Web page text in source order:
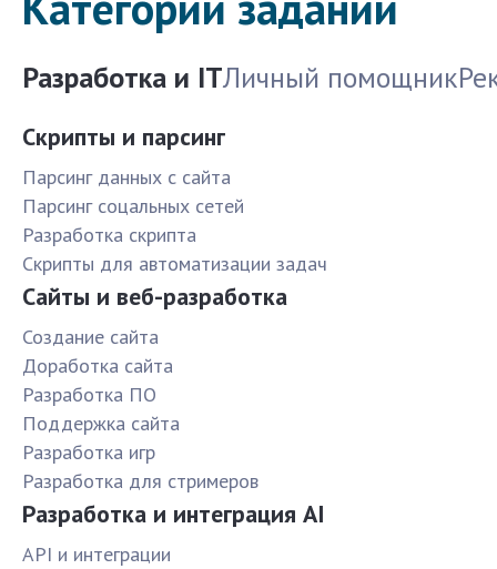
Разработка и ITЛичный помощник
Скрипты и парсинг
Парсинг данных с сайта
Парсинг соцальных сетей
Разработка скрипта
Скрипты для автоматизации задач
Сайты и веб-разработка
Создание сайта
Доработка сайта
Разработка ПО
Поддержка сайта
Разработка игр
Разработка для стримеров
Разработка и интеграция AI
API и интеграции